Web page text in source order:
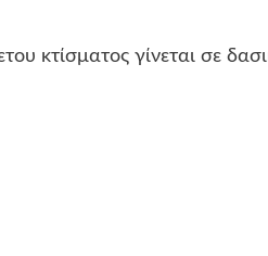
κτίσματος γίνεται σε